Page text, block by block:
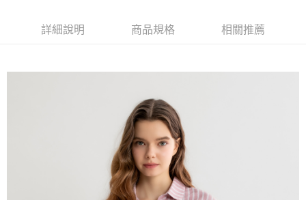
詳細說明 商品規格 相關推薦